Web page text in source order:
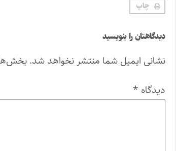
چاپ
دیدگاهتان را بنویسید
نشانی ایمیل شما منتشر نخواهد شد.
دیدگاه *